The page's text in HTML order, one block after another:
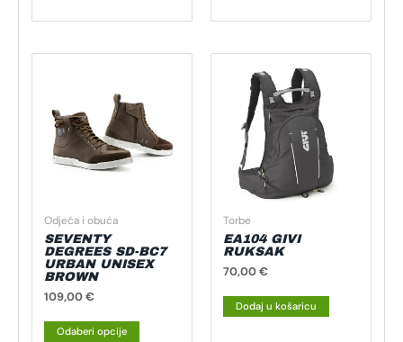
Odjeća i obuća
SEVENTY
DEGREES SD-BC7
URBAN UNISEX
BROWN
109,00€
Odaberi opcije
ima
više
varijanti.
na
stranici
Torbe
EA104 GIVI
RUKSAK
70,00€
Dodaj u košaricu